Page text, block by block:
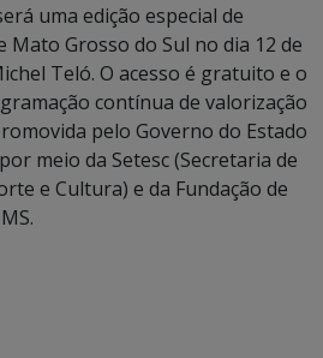
uma edição especial de
Mato Grosso do Sul no dia 12 de
Teló. O acesso é gratuito e o
contínua de valorização
pelo Governo do Estado
meio da Setesc (Secretaria de
e Cultura) e da Fundação de